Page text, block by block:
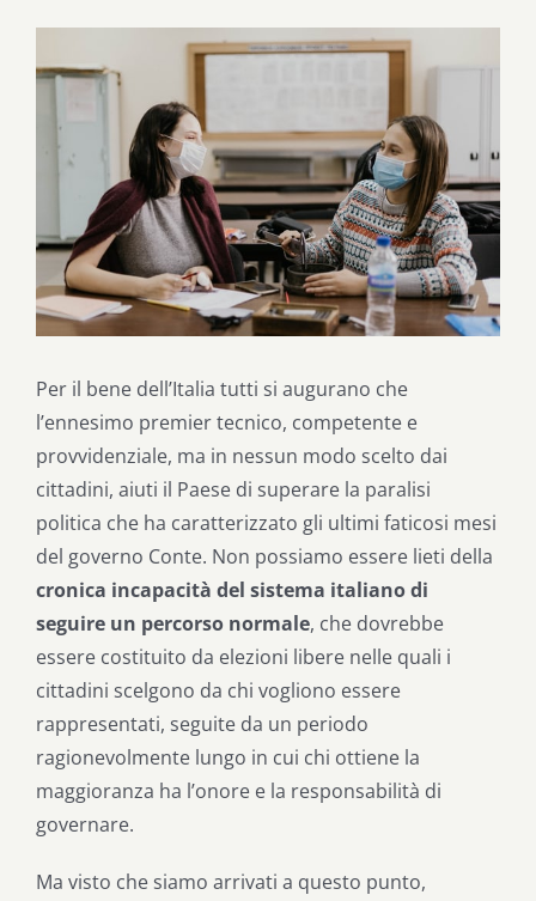
immagine
Per il bene dell’Italia tutti si augurano che
l’ennesimo premier tecnico, competente e
provvidenziale, ma in nessun modo scelto dai
cittadini, aiuti il Paese di superare la paralisi
politica che ha caratterizzato gli ultimi faticosi mesi
del governo Conte. Non possiamo essere lieti della
cronica incapacità del sistema italiano di
seguire un percorso normale, che dovrebbe
essere costituito da elezioni libere nelle quali i
cittadini scelgono da chi vogliono essere
rappresentati, seguite da un periodo
ragionevolmente lungo in cui chi ottiene la
maggioranza ha l’onore e la responsabilità di
governare.
Ma visto che siamo arrivati a questo punto,